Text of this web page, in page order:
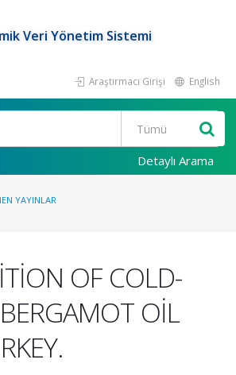
Veri Yönetim Sistemi
Araştırmacı Girişi English
Detaylı Arama
YAYINLAR
OF COLD-
OİL